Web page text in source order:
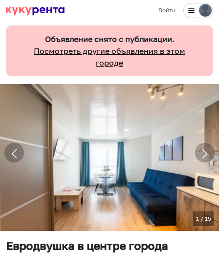
Войти
Объявление снято с публикации.
Посмотреть другие объявления в этом
городе
1 / 15
Евродвушка в центре города